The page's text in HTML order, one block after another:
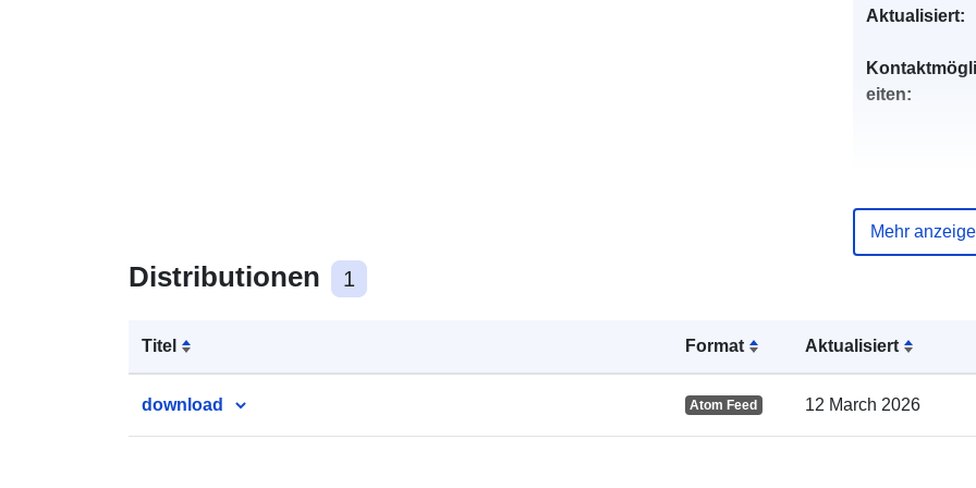
Distributionen 1
Titel Format Aktualisiert
download Atom Feed 12 March 2026
Aktualisiert:
eiten:
Gebiet:
Mehr